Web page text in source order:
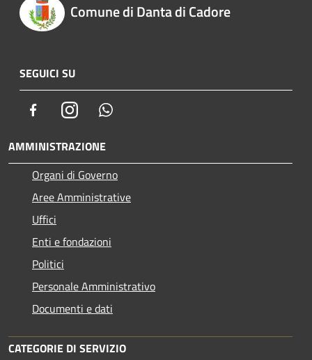
Comune di Danta di Cadore
SEGUICI SU
FacebookInstagram
AMMINISTRAZIONE
Organi di Governo
Aree Amministrative
Uffici
Enti e fondazioni
Politici
Personale Amministrativo
Documenti e dati
CATEGORIE DI SERVIZIO